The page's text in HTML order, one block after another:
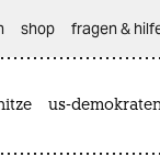
shop fragen &
us-